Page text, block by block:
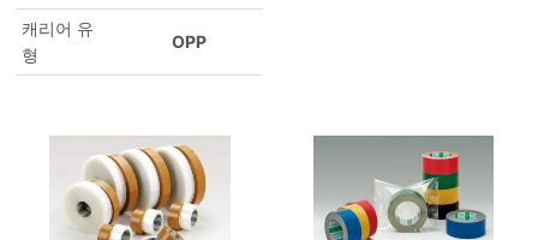
캐리어 유
형
OPP